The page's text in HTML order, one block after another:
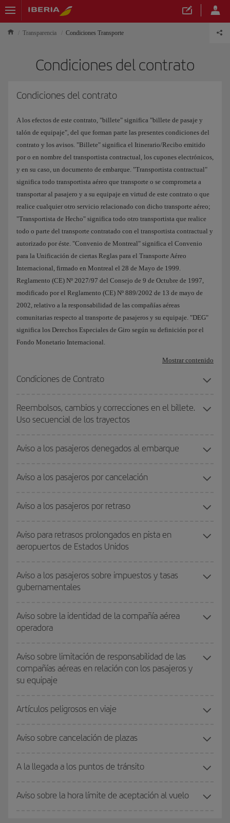
Transparencia Condiciones Transporte
Condiciones del contrato
Condiciones del contrato
A los efectos de este contrato, "billete" significa "billete de pasaje y
talón de equipaje", del que forman parte las presentes condiciones del
contrato y los avisos. "Billete" significa el Itinerario/Recibo emitido
por o en nombre del transportista contractual, los cupones electrónicos,
y en su caso, un documento de embarque. "Transportista contractual"
significa todo transportista aéreo que transporte o se comprometa a
transportar al pasajero y a su equipaje en virtud de este contrato o que
realice cualquier otro servicio relacionado con dicho transporte aéreo;
"Transportista de Hecho" significa todo otro transportista que realice
todo o parte del transporte contratado con el transportista contractual y
autorizado por éste. "Convenio de Montreal" significa el Convenio
para la Unificación de ciertas Reglas para el Transporte Aéreo
Internacional, firmado en Montreal el 28 de Mayo de 1999.
Reglamento (CE) Nº 2027/97 del Consejo de 9 de Octubre de 1997,
modificado por el Reglamento (CE) Nº 889/2002 de 13 de mayo de
2002, relativo a la responsabilidad de las compañías aéreas
comunitarias respecto al transporte de pasajeros y su equipaje. "DEG"
significa los Derechos Especiales de Giro según su definición por el
Fondo Monetario Internacional.
Mostrar contenido
Condiciones de Contrato
Reembolsos, cambios y correcciones en el billete.
Uso secuencial de los trayectos
Aviso a los pasajeros denegados al embarque
Aviso a los pasajeros por cancelación
Aviso a los pasajeros por retraso
Aviso para retrasos prolongados en pista en
aeropuertos de Estados Unidos
Aviso a los pasajeros sobre impuestos y tasas
gubernamentales
Aviso sobre la identidad de la compañía aérea
operadora
Aviso sobre limitación de responsabilidad de las
compañías aéreas en relación con los pasajeros y
su equipaje
Artículos peligrosos en viaje
Aviso sobre cancelación de plazas
A la llegada a los puntos de tránsito
Aviso sobre la hora límite de aceptación al vuelo